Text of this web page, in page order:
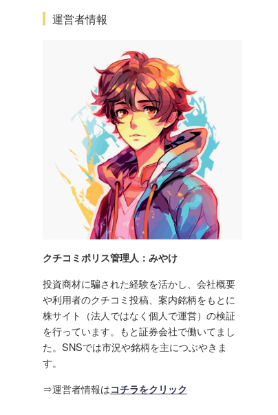
運営者情報
クチコミポリス管理人：みやけ
投資商材に騙された経験を活かし、会社概要
や利用者のクチコミ投稿、案内銘柄をもとに
株サイト（法人ではなく個人で運営）の検証
を行っています。もと証券会社で働いてまし
た。SNSでは市況や銘柄を主につぶやきま
す。
⇒運営者情報はコチラをクリック